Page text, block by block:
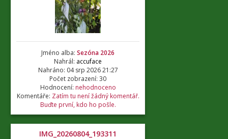
Jméno alba: Sezóna 2026
Nahrál: accuface
Nahráno: 04 srp 2026 21:27
Počet zobrazení: 30
Hodnocení: nehodnoceno
Komentáře: Zatím tu není žádný komentář.
Buďte první, kdo ho pošle.
IMG_20260804_193311